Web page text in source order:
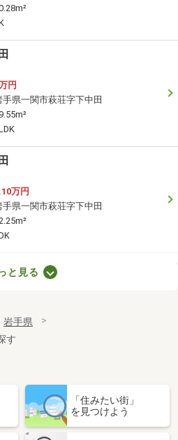
円
手県一関市萩荘字下中田
万円
手県一関市萩荘字下中田
割
万円
手県盛岡市上田１丁目
と見る
岩手県
す
「住みたい街」
を見つけよう